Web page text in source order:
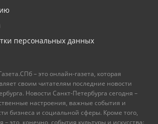
персональных данных
– это онлайн-газета, которая
своим читателям последние новости
Новости Санкт-Петербурга сегодня –
настроения, важные события и
бизнеса и социальной сферы. Кроме того,
– это, конечно, события культуры и искусства: